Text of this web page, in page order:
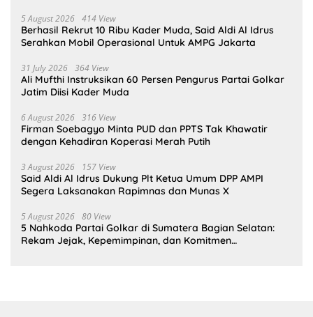
5 August 2026 414 View
Berhasil Rekrut 10 Ribu Kader Muda, Said Aldi Al Idrus
Serahkan Mobil Operasional Untuk AMPG Jakarta
31 July 2026 364 View
Ali Mufthi Instruksikan 60 Persen Pengurus Partai Golkar
Jatim Diisi Kader Muda
6 August 2026 316 View
Firman Soebagyo Minta PUD dan PPTS Tak Khawatir
dengan Kehadiran Koperasi Merah Putih
3 August 2026 157 View
Said Aldi Al Idrus Dukung Plt Ketua Umum DPP AMPI
Segera Laksanakan Rapimnas dan Munas X
5 August 2026 80 View
5 Nahkoda Partai Golkar di Sumatera Bagian Selatan:
Rekam Jejak, Kepemimpinan, dan Komitmen